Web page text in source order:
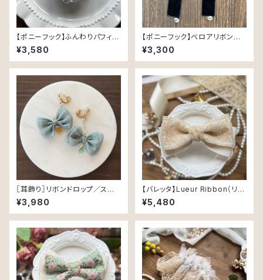
【ポニーフック】ふんわりパフィ S
moky Veil（グレー） — ぽんぽ
んオーガンジーの上品リボン
¥3,580
【ポニーフック】ベロアリボン／
ブラック（36mm幅）
¥3,300
〖耳飾り〗リボンドロップ／スモ
ーキーグリーン
¥3,980
【バレッタ】Lueur Ribbon（リュ
ール・リボン） — 光をまとう上
品リボン Gold
¥5,480